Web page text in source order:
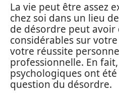
La vie peut être assez
chez soi dans un lieu
de désordre peut avoir
considérables sur
votre réussite
professionnelle. En
psychologiques ont
question du désordre.